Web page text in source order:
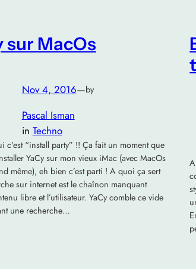
sur MacOs
Nov 4, 2016—by
Pascal Isman
in Techno
c’est “install party” !! Ça fait un moment que
YaCy sur mon vieux iMac (avec MacOs
même), eh bien c’est parti ! A quoi ça sert
sur internet est le chaînon manquant
libre et l’utilisateur. YaCy comble ce vide
une recherche…